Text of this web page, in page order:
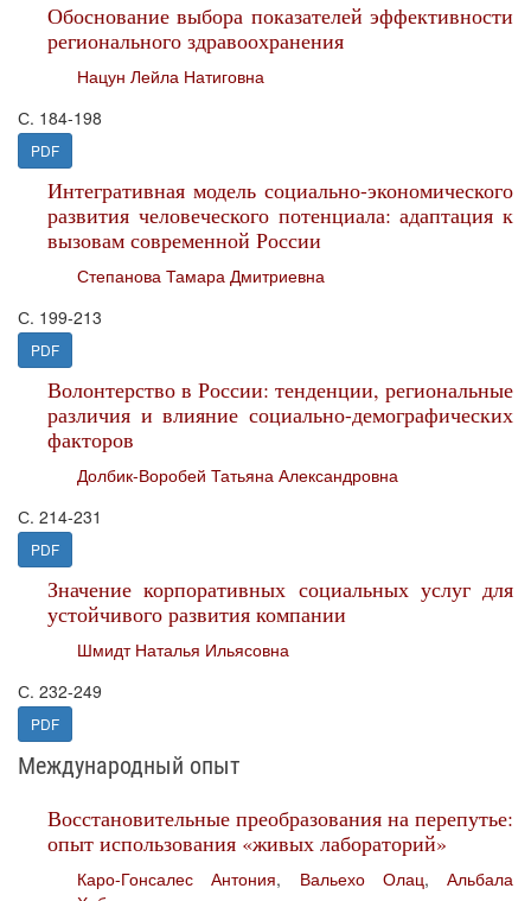
Обоснование выбора показателей эффективности
регионального здравоохранения
Нацун Лейла Натиговна
С. 184-198
PDF
Интегративная модель социально-экономического
развития человеческого потенциала: адаптация к
вызовам современной России
Степанова Тамара Дмитриевна
С. 199-213
PDF
Волонтерство в России: тенденции, региональные
различия и влияние социально-демографических
факторов
Долбик-Воробей Татьяна Александровна
С. 214-231
PDF
Значение корпоративных социальных услуг для
устойчивого развития компании
Шмидт Наталья Ильясовна
С. 232-249
PDF
Международный опыт
Восстановительные преобразования на перепутье:
опыт использования «живых лабораторий»
Каро-Гонсалес Антония, Вальехо Олац, Альбала